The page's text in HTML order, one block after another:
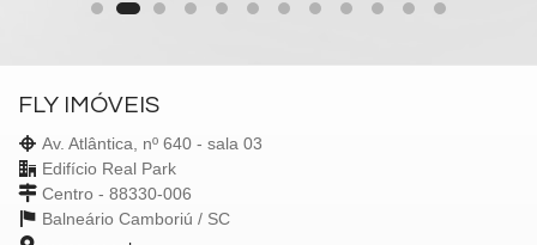
FLY IMÓVEIS
Av. Atlântica, nº 640 - sala 03
Edifício Real Park
Centro - 88330-006
Balneário Camboriú / SC